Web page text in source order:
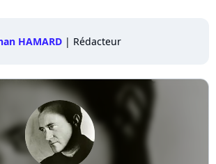
HAMARD | Rédacteur